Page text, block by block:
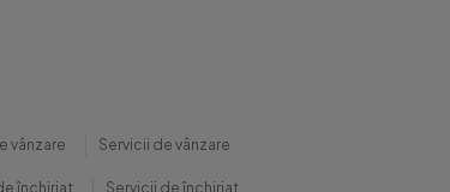
vânzare Servicii de vânzare
închiriat Servicii de închiriat